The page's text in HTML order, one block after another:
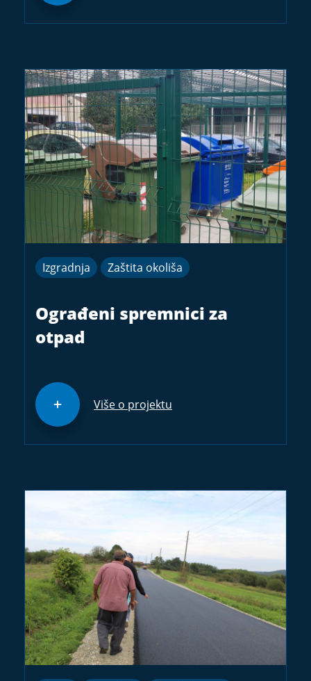
Izgradnja Zaštita okoliša
Ograđeni spremnici za
otpad
Više o projektu